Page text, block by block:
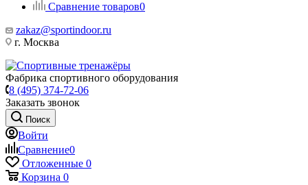
Сравнение товаров0
zakaz@sportindoor.ru
г. Москва
Фабрика спортивного оборудования
8 (495) 374-72-06
Заказать звонок
Поиск
Войти
Сравнение0
Отложенные 0
Корзина 0